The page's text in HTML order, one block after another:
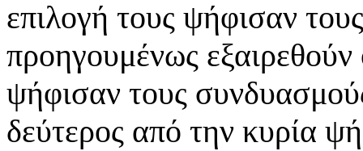
επιλογή τους ψήφισαν
προηγουμένως
ψήφισαν τους
δεύτερος από την κυρία